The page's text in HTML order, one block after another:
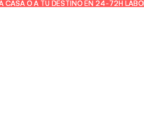
CASA O A TU DESTINO EN 24-72H
CASA O A TU DESTINO EN 24-72H